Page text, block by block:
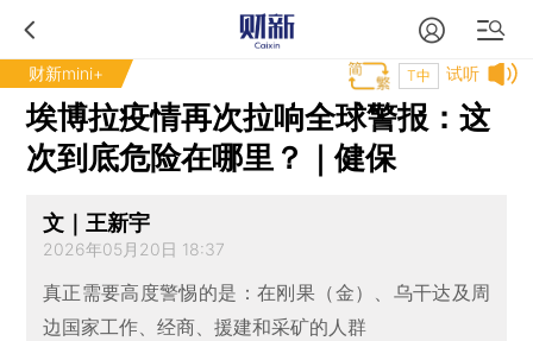
财新mini+ 试听
T中
埃博拉疫情再次拉响全球警报：这
次到底危险在哪里？｜健保
文｜王新宇
2026年05月20日 18:37
真正需要高度警惕的是：在刚果（金）、乌干达及周
边国家工作、经商、援建和采矿的人群